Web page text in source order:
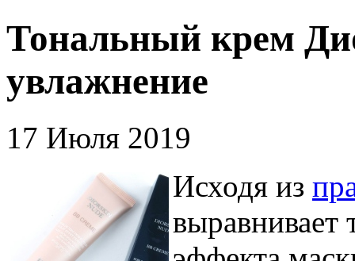
Тональный крем
увлажнение
17 Июля 2019
Исходя из
выравнивает